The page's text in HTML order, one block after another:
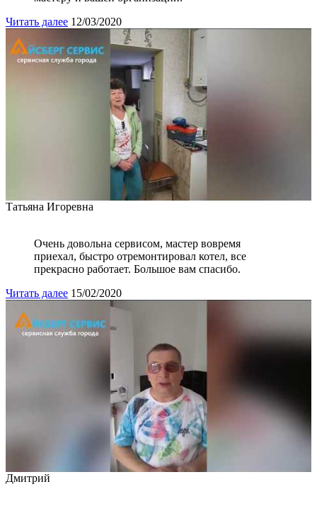
Читать далее 12/03/2020
Татьяна Игоревна
Очень довольна сервисом, мастер вовремя
приехал, быстро отремонтировал котел, все
прекрасно работает. Большое вам спасибо.
Читать далее 15/02/2020
Дмитрий